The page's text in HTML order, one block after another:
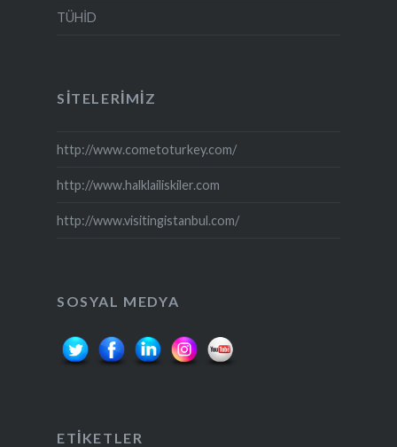
TÜHİD
SITELERIMIZ
http://www.cometoturkey.com/
http://www.halklailiskiler.com
http://www.visitingistanbul.com/
SOSYAL MEDYA
ETIKETLER